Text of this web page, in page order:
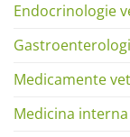
Endocrinologie
Medicamente
Medicina